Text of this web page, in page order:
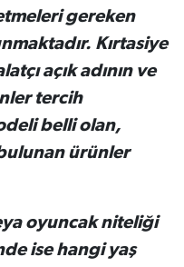
gereken
Kırtasiye
açık adının ve
tercih
belli olan,
ürünler
oyuncak niteliği
ise hangi yaş